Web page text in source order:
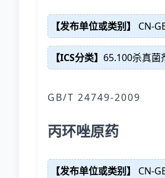
【发布单位或类别】 CN-
【ICS分类】 65.100杀真菌
GB/T 24749-2009
丙环唑原药
【发布单位或类别】 CN-